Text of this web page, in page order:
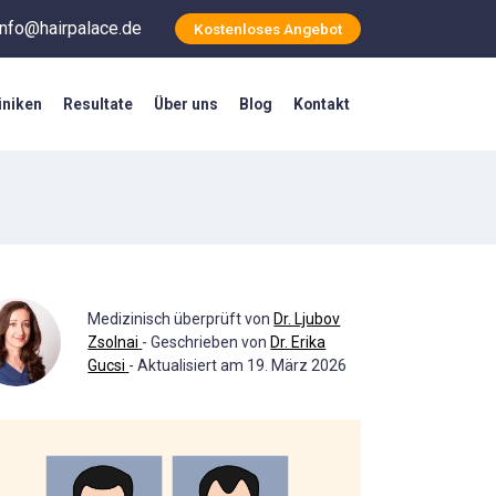
Kostenloses Angebot
Resultate Über uns Blog Kontakt
Medizinisch überprüft von Dr. Ljubov
Zsolnai - Geschrieben von Dr. Erika
Gucsi - Aktualisiert am 19. März 2026